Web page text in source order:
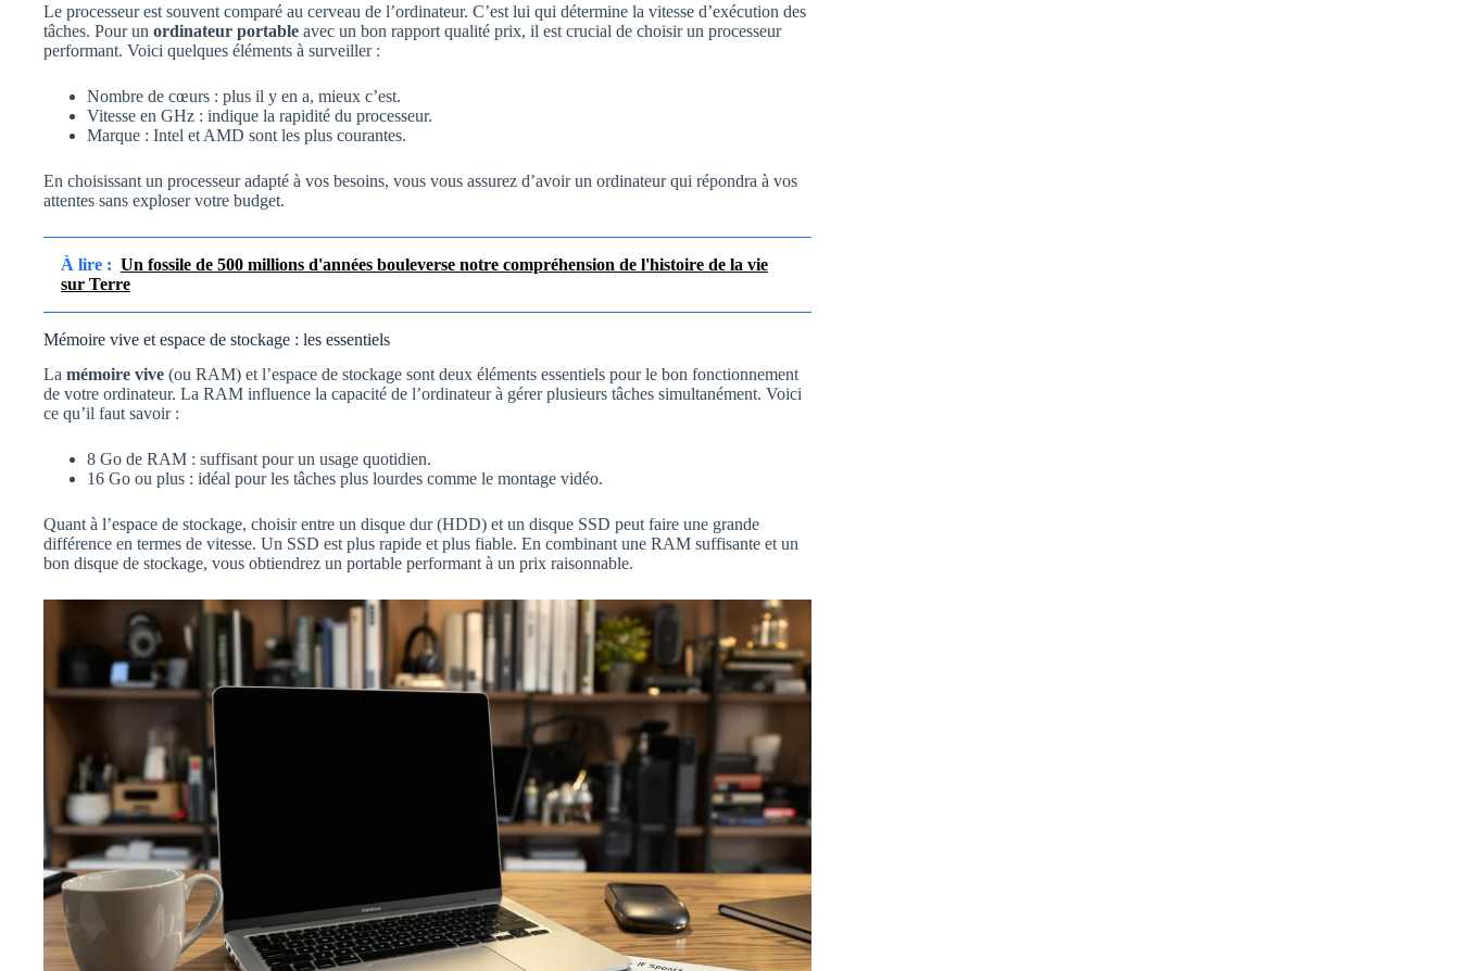
Le processeur est souvent comparé au cerveau de l’ordinateur. C’est lui qui détermine la vitesse d’exécution des
tâches. Pour un ordinateur portable avec un bon rapport qualité prix, il est crucial de choisir un processeur
performant. Voici quelques éléments à surveiller :
Nombre de cœurs : plus il y en a, mieux c’est.
Vitesse en GHz : indique la rapidité du processeur.
Marque : Intel et AMD sont les plus courantes.
En choisissant un processeur adapté à vos besoins, vous vous assurez d’avoir un ordinateur qui répondra à vos
attentes sans exploser votre budget.
À lire : Un fossile de 500 millions d'années bouleverse notre compréhension de l'histoire de la vie
sur Terre
Mémoire vive et espace de stockage : les essentiels
La mémoire vive (ou RAM) et l’espace de stockage sont deux éléments essentiels pour le bon fonctionnement
de votre ordinateur. La RAM influence la capacité de l’ordinateur à gérer plusieurs tâches simultanément. Voici
ce qu’il faut savoir :
8 Go de RAM : suffisant pour un usage quotidien.
16 Go ou plus : idéal pour les tâches plus lourdes comme le montage vidéo.
Quant à l’espace de stockage, choisir entre un disque dur (HDD) et un disque SSD peut faire une grande
différence en termes de vitesse. Un SSD est plus rapide et plus fiable. En combinant une RAM suffisante et un
bon disque de stockage, vous obtiendrez un portable performant à un prix raisonnable.